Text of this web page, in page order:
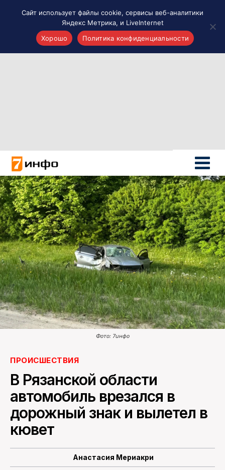
Новости России
Политика
Новости мира
Все материалы 7инфо
О НАС
ПОИСК ПО САЙТУ
Фото: 7инфо
ПРОИСШЕСТВИЯ
В Рязанской области
автомобиль врезался в
дорожный знак и вылетел в
кювет
Анастасия Мериакри
Сайт использует файлы cookie, сервисы веб-аналитики
Яндекс Метрика, и LiveInternet
Хорошо
Политика конфиденциальности